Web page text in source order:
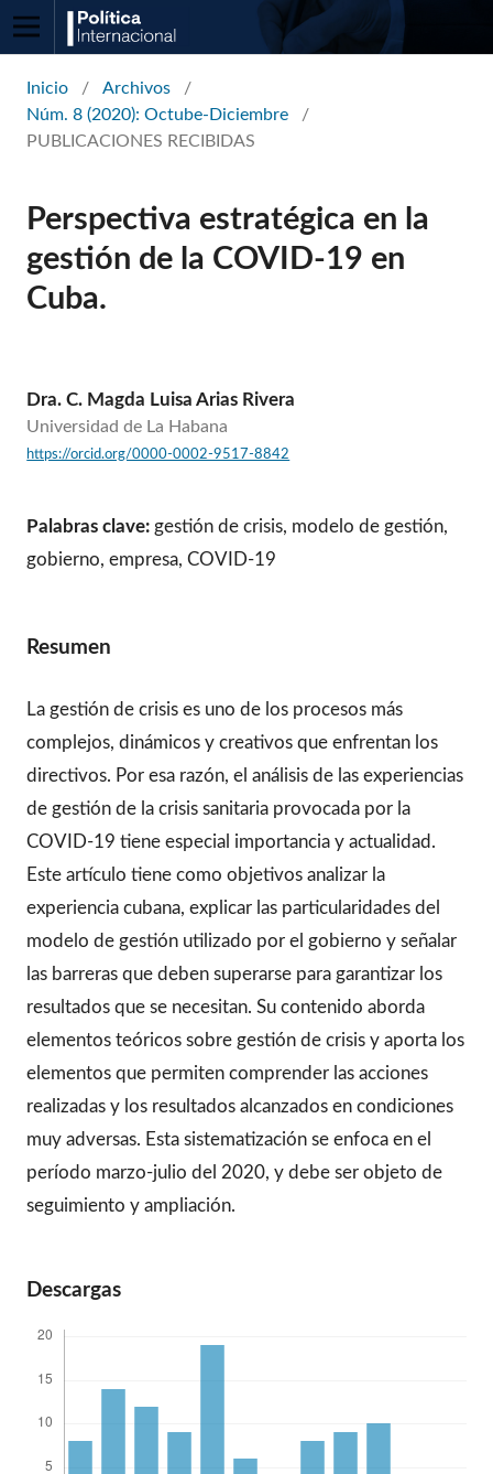
Inicio / Archivos
/
Núm. 8 (2020): Octube-Diciembre
/
PUBLICACIONES RECIBIDAS
Perspectiva estratégica en la
gestión de la COVID-19 en
Cuba.
Dra. C. Magda Luisa Arias Rivera
Universidad de La Habana
https://orcid.org/0000-0002-9517-8842
Palabras clave: gestión de crisis, modelo de gestión,
gobierno, empresa, COVID-19
Resumen
La gestión de crisis es uno de los procesos más
complejos, dinámicos y creativos que enfrentan los
directivos. Por esa razón, el análisis de las experiencias
de gestión de la crisis sanitaria provocada por la
COVID-19 tiene especial importancia y actualidad.
Este artículo tiene como objetivos analizar la
experiencia cubana, explicar las particularidades del
modelo de gestión utilizado por el gobierno y señalar
las barreras que deben superarse para garantizar los
resultados que se necesitan. Su contenido aborda
elementos teóricos sobre gestión de crisis y aporta los
elementos que permiten comprender las acciones
realizadas y los resultados alcanzados en condiciones
muy adversas. Esta sistematización se enfoca en el
período marzo-julio del 2020, y debe ser objeto de
seguimiento y ampliación.
Descargas